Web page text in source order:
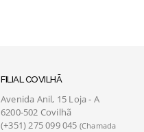
FILIAL COVILHÃ
Avenida Anil, 15 Loja - A
6200-502 Covilhã
(+351) 275 099 045 (Chamada